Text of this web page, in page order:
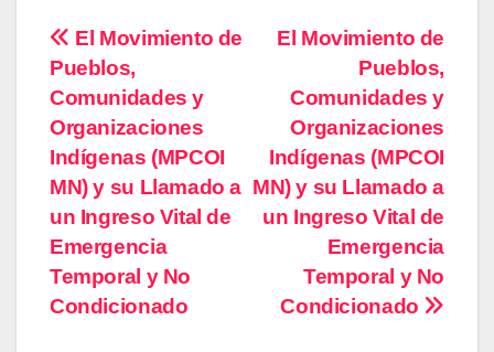
Navegación
de
entradas
El Movimiento de
Pueblos,
Comunidades y
Organizaciones
Indígenas (MPCOI
MN) y su Llamado a
un Ingreso Vital de
Emergencia
Temporal y No
Condicionado
El Movimiento de
Pueblos,
Comunidades y
Organizaciones
Indígenas (MPCOI
MN) y su Llamado a
un Ingreso Vital de
Emergencia
Temporal y No
Condicionado